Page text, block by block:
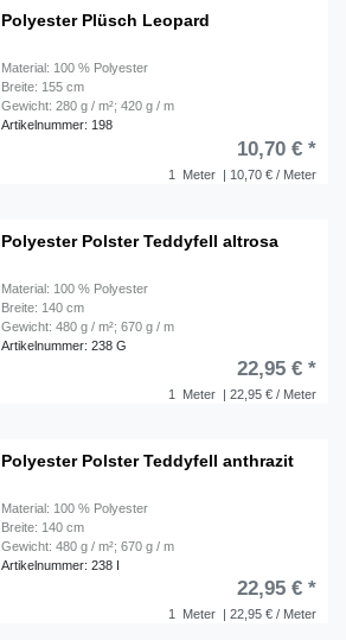
Polyester Plüsch Leopard
Material: 100 % Polyester
Breite: 155 cm
Gewicht: 280 g / m²; 420 g / m
Artikelnummer: 198
1 Meter | 10,70 € / Meter
10,70 € *
Polyester Polster Teddyfell altrosa
Material: 100 % Polyester
Breite: 140 cm
Gewicht: 480 g / m²; 670 g / m
Artikelnummer: 238 G
1 Meter | 22,95 € / Meter
22,95 € *
Polyester Polster Teddyfell anthrazit
Material: 100 % Polyester
Breite: 140 cm
Gewicht: 480 g / m²; 670 g / m
Artikelnummer: 238 I
1 Meter | 22,95 € / Meter
22,95 € *